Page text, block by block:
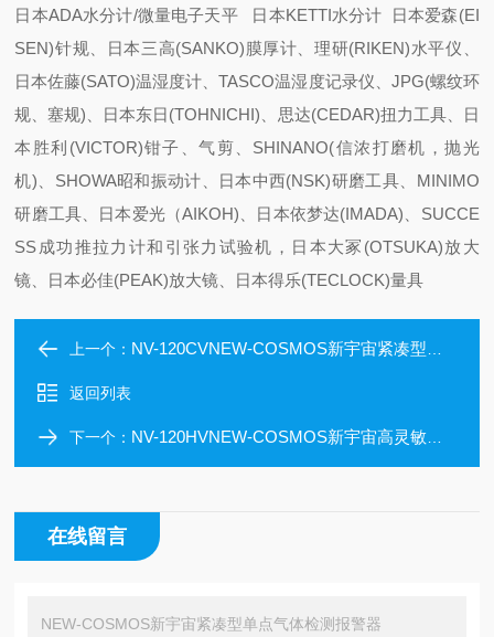
日本ADA水分计/微量电子天平 日本KETTI水分计 日本爱森(EI
SEN)针规、日本三高(SANKO)膜厚计、理研(RIKEN)水平仪、
日本佐藤(SATO)温湿度计、TASCO温湿度记录仪、JPG(螺纹环
规、塞规)、日本东日(TOHNICHI)、思达(CEDAR)扭力工具、日
本胜利(VICTOR)钳子、气剪、SHINANO(信浓打磨机，抛光
机)、SHOWA昭和振动计、日本中西(NSK)研磨工具、MINIMO
研磨工具、日本爱光（AIKOH)、日本依梦达(IMADA)、SUCCE
SS成功推拉力计和引张力试验机，日本大冢(OTSUKA)放大
镜、日本必佳(PEAK)放大镜、日本得乐(TECLOCK)量具
上一个： NV-120CVNEW-COSMOS新宇宙紧凑型单点气体检测报警器
返回列表
下一个： NV-120HVNEW-COSMOS新宇宙高灵敏度单点气体检测报警
在线留言